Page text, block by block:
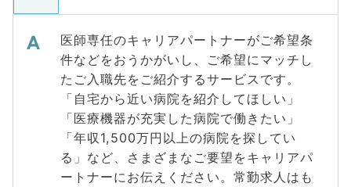
医師専任のキャリアパートナーがご希望条
件などをおうかがいし、ご希望にマッチし
たご入職先をご紹介するサービスです。
「自宅から近い病院を紹介してほしい」
「医療機器が充実した病院で働きたい」
「年収1,500万円以上の病院を探してい
る」など、さまざまなご要望をキャリアパ
ートナーにお伝えください。常勤求人はも